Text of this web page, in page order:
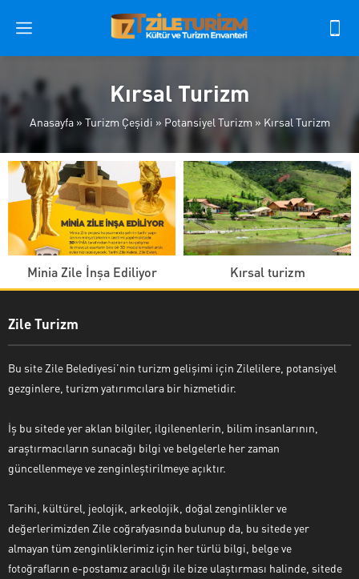
Kırsal Turizm
Anasayfa» Turizm Çeşidi » Potansiyel Turizm » Kırsal Turizm
Minia Zile İnşa Ediliyor Kırsal turizm
Zile Turizm
Bu site Zile Belediyesi’nin turizm gelişimi için Zilelilere, potansiyel
gezginlere, turizm yatırımcılara bir hizmetidir.
İş bu sitede yer aklan bilgiler, ilgilenenlerin, bilim insanlarının,
araştırmacıların sunacağı bilgi ve belgelerle her zaman
güncellenmeye ve zenginleştirilmeye açıktır.
Tarihi, kültürel, jeolojik, arkeolojik, doğal zenginlikler ve
değerlerimizden Zile coğrafyasında bulunup da, bu sitede yer
almayan tüm zenginliklerimiz için her türlü bilgi, belge ve
fotoğrafların e-postamız aracılığı ile bize ulaştırması halinde, sitede